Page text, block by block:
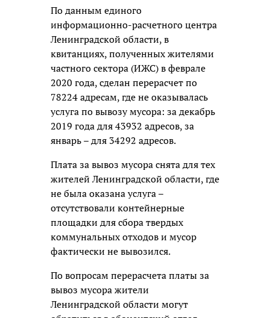
По данным единого
информационно-расчетного центра
Ленинградской области, в
квитанциях, полученных жителями
частного сектора (ИЖС) в феврале
2020 года, сделан перерасчет по
78224 адресам, где не оказывалась
услуга по вывозу мусора: за декабрь
2019 года для 43932 адресов, за
январь – для 34292 адресов.
Плата за вывоз мусора снята для тех
жителей Ленинградской области, где
не была оказана услуга –
отсутствовали контейнерные
площадки для сбора твердых
коммунальных отходов и мусор
фактически не вывозился.
По вопросам перерасчета платы за
вывоз мусора жители
Ленинградской области могут